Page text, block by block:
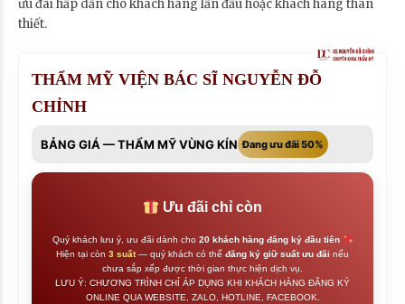
ưu đãi hấp dẫn cho khách hàng lần đầu hoặc khách hàng thân
thiết.
THẨM MỸ VIỆN BÁC SĨ NGUYỄN ĐỖ
CHỈNH
BẢNG GIÁ — THẨM MỸ VÙNG KÍN Đang ưu đãi 50%
Ưu đãi chỉ còn
Quý khách lưu ý, ưu đãi dành cho 20 khách hàng đăng ký đầu tiên
Hiện tại còn 3 suất— quý khách có thể đăng ký giữ suất ưu đãi nếu
chưa sắp xếp được thời gian thực hiện dịch vụ.
LƯU Ý: CHƯƠNG TRÌNH CHỈ ÁP DỤNG KHI KHÁCH HÀNG ĐĂNG KÝ
ONLINE QUA WEBSITE, ZALO, HOTLINE, FACEBOOK.